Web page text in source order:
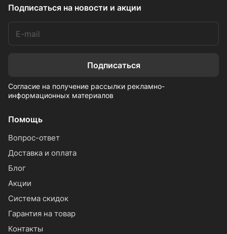
Подписаться на новости и акции
Подписаться
Согласие на получение рассылки рекламно-
информационных материалов
Помощь
Вопрос-ответ
Доставка и оплата
Блог
Акции
Система скидок
Гарантия на товар
Контакты